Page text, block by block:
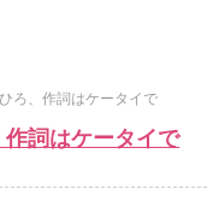
ろ、作詞はケータイで
詞はケータイで